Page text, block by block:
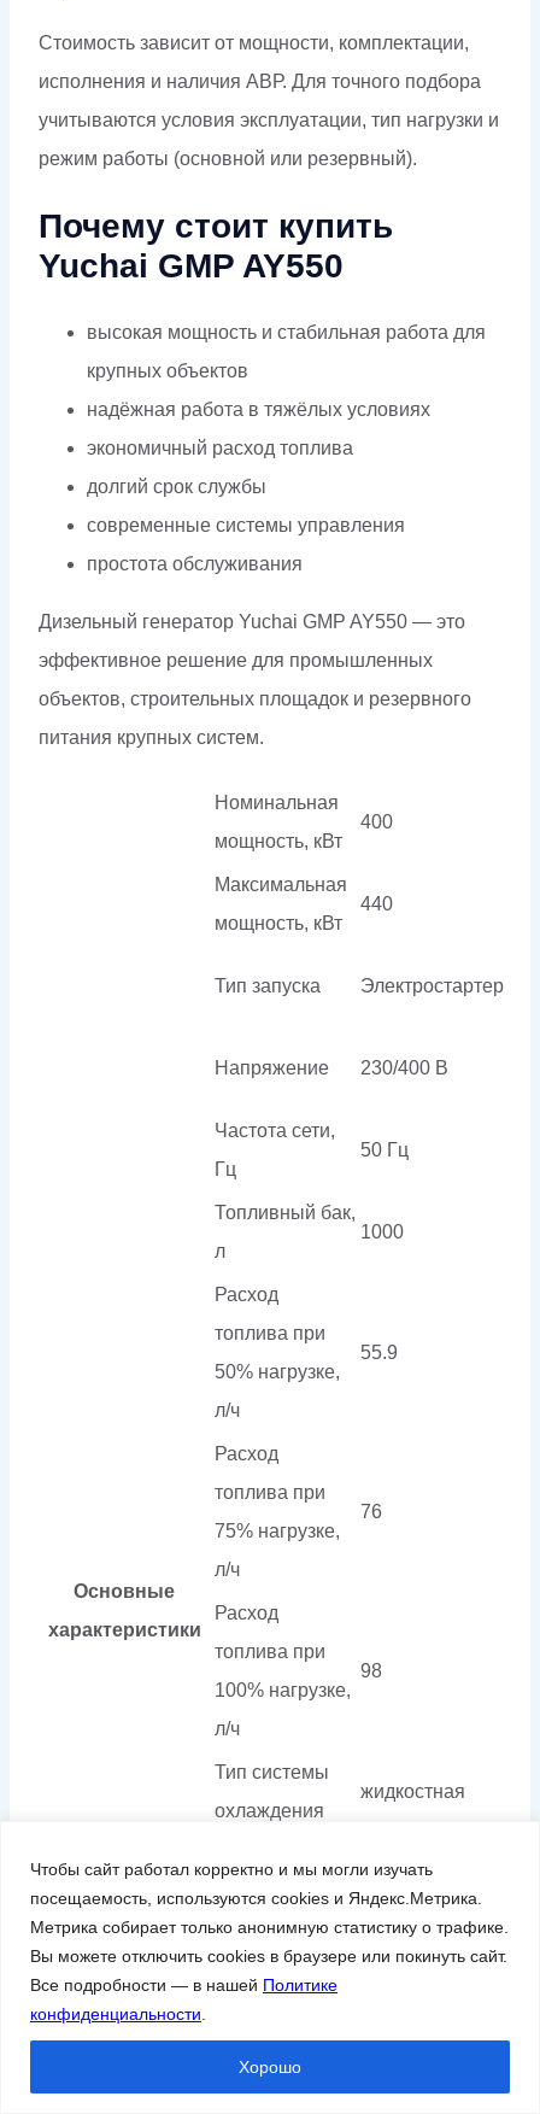
Чтобы сайт работал корректно и мы могли изучать
посещаемость, используются cookies и Яндекс.Метрика.
Метрика собирает только анонимную статистику о трафике.
Вы можете отключить cookies в браузере или покинуть сайт.
Все подробности — в нашей Политике
конфиденциальности
Хорошо
Стоимость зависит от мощности, комплектации,
исполнения и наличия АВР. Для точного подбора
учитываются условия эксплуатации, тип нагрузки и
режим работы (основной или резервный).
Почему стоит купить
Yuchai GMP AY550
высокая мощность и стабильная работа для
крупных объектов
надёжная работа в тяжёлых условиях
экономичный расход топлива
долгий срок службы
современные системы управления
простота обслуживания
Дизельный генератор Yuchai GMP AY550 — это
эффективное решение для промышленных
объектов, строительных площадок и резервного
питания крупных систем.
Основные
характеристики
Номинальная
мощность, кВт
400
Максимальная
мощность, кВт
440
Тип запуска Электростартер
Напряжение 230/400 В
Частота сети,
Гц
50 Гц
Топливный бак,
л
1000
Расход
топлива при
50% нагрузке,
л/ч
55.9
Расход
топлива при
75% нагрузке,
л/ч
76
Расход
топлива при
100% нагрузке,
л/ч
98
Тип системы
охлаждения
жидкостная
t°С запуска (без
подогревателя
-10
смазки, л